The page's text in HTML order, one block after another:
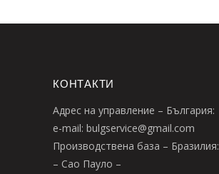
КОНТАКТИ
Адрес на управление – България:
e-mail: bulgservice@gmail.com
Производствена база – Бразилия:
– Сао Пауло –